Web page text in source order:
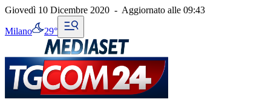
Giovedì 10 Dicembre 2020 - Aggiornato alle 09:43
Milano 29°